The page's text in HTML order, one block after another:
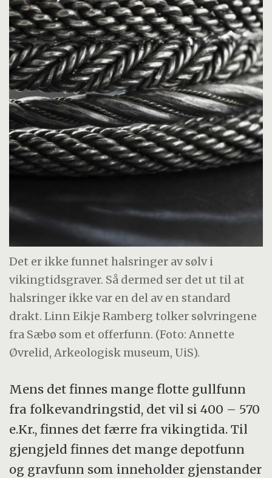
Det er ikke funnet halsringer av sølv i
vikingtidsgraver. Så dermed ser det ut til at
halsringer ikke var en del av en standard
drakt. Linn Eikje Ramberg tolker sølvringene
fra Sæbø som et offerfunn. (Foto: Annette
Øvrelid, Arkeologisk museum, UiS).
Mens det finnes mange flotte gullfunn
fra folkevandringstid, det vil si 400 – 570
e.Kr., finnes det færre fra vikingtida. Til
gjengjeld finnes det mange depotfunn
og gravfunn som inneholder gjenstander